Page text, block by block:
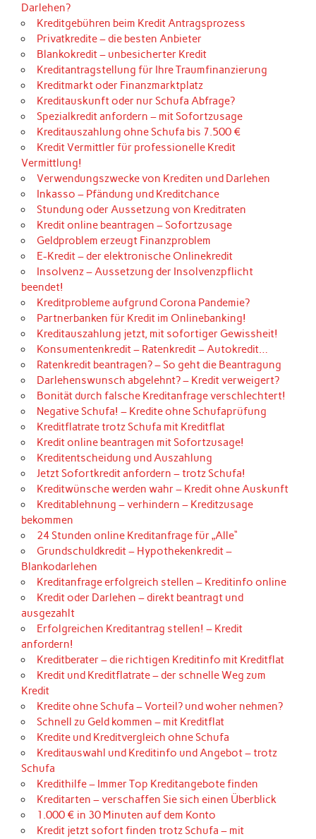
Darlehen?
Kreditgebühren beim Kredit Antragsprozess
Privatkredite – die besten Anbieter
Blankokredit – unbesicherter Kredit
Kreditantragstellung für Ihre Traumfinanzierung
Kreditmarkt oder Finanzmarktplatz
Kreditauskunft oder nur Schufa Abfrage?
Spezialkredit anfordern – mit Sofortzusage
Kreditauszahlung ohne Schufa bis 7.500 €
Kredit Vermittler für professionelle Kredit
Vermittlung!
Verwendungszwecke von Krediten und Darlehen
Inkasso – Pfändung und Kreditchance
Stundung oder Aussetzung von Kreditraten
Kredit online beantragen – Sofortzusage
Geldproblem erzeugt Finanzproblem
E-Kredit – der elektronische Onlinekredit
Insolvenz – Aussetzung der Insolvenzpflicht
beendet!
Kreditprobleme aufgrund Corona Pandemie?
Partnerbanken für Kredit im Onlinebanking!
Kreditauszahlung jetzt, mit sofortiger Gewissheit!
Konsumentenkredit – Ratenkredit – Autokredit…
Ratenkredit beantragen? – So geht die Beantragung
Darlehenswunsch abgelehnt? – Kredit verweigert?
Bonität durch falsche Kreditanfrage verschlechtert!
Negative Schufa! – Kredite ohne Schufaprüfung
Kreditflatrate trotz Schufa mit Kreditflat
Kredit online beantragen mit Sofortzusage!
Kreditentscheidung und Auszahlung
Jetzt Sofortkredit anfordern – trotz Schufa!
Kreditwünsche werden wahr – Kredit ohne Auskunft
Kreditablehnung – verhindern – Kreditzusage
bekommen
24 Stunden online Kreditanfrage für „Alle“
Grundschuldkredit – Hypothekenkredit –
Blankodarlehen
Kreditanfrage erfolgreich stellen – Kreditinfo online
Kredit oder Darlehen – direkt beantragt und
ausgezahlt
Erfolgreichen Kreditantrag stellen! – Kredit
anfordern!
Kreditberater – die richtigen Kreditinfo mit Kreditflat
Kredit und Kreditflatrate – der schnelle Weg zum
Kredit
Kredite ohne Schufa – Vorteil? und woher nehmen?
Schnell zu Geld kommen – mit Kreditflat
Kredite und Kreditvergleich ohne Schufa
Kreditauswahl und Kreditinfo und Angebot – trotz
Schufa
Kredithilfe – Immer Top Kreditangebote finden
Kreditarten – verschaffen Sie sich einen Überblick
1.000 € in 30 Minuten auf dem Konto
Kredit jetzt sofort finden trotz Schufa – mit